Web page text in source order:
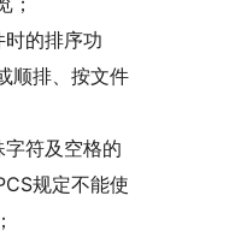
的排序功
顺排、按文件
符及空格的
规定不能使